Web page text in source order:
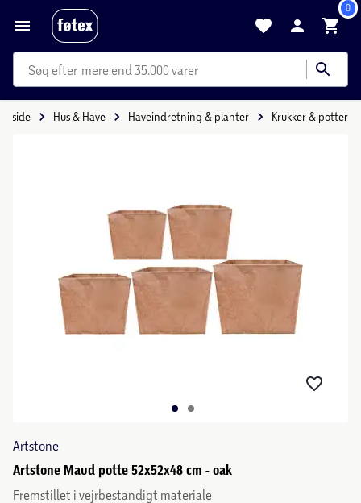
0
mere end 35.000 varer
Hus & Have Haveindretning & planter Krukker & potter
Artstone
Artstone Maud potte 52x52x48 cm - oak
Fremstillet i vejrbestandigt materiale